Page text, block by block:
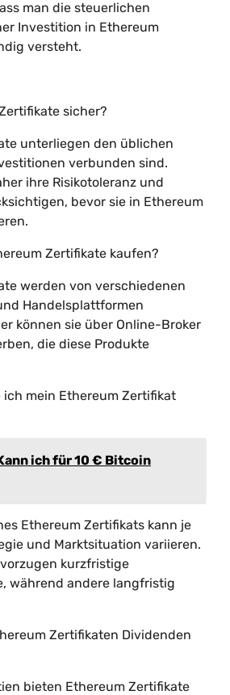
man die steuerlichen
Investition in Ethereum
versteht.
sicher?
unterliegen den üblichen
verbunden sind.
ihre Risikotoleranz und
bevor sie in Ethereum
Zertifikate kaufen?
werden von verschiedenen
Handelsplattformen
können sie über Online-Broker
die diese Produkte
ich mein Ethereum Zertifikat
ich für 10 € Bitcoin
Ethereum Zertifikats kann je
und Marktsituation variieren.
kurzfristige
während andere langfristig
Zertifikaten Dividenden
bieten Ethereum Zertifikate